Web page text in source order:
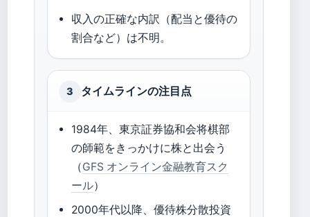
収入の正確な内訳（配当と優待の
割合など）は不明。
3 タイムラインの注目点
1984年、東京証券協和会将棋部
の師範をきっかけに株と出会う
（GFS オンライン金融教育スク
ール）
2000年代以降、優待株分散投資